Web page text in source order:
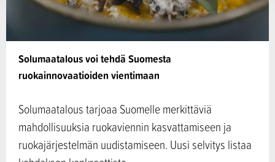
Solumaatalous voi tehdä Suomesta
ruokainnovaatioiden vientimaan
Solumaatalous tarjoaa Suomelle merkittäviä
mahdollisuuksia ruokaviennin kasvattamiseen ja
ruokajärjestelmän uudistamiseen. Uusi selvitys listaa